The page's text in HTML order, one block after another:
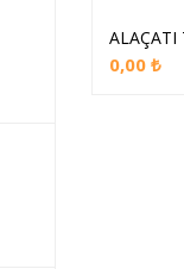
ALAÇATI
0,00 ₺